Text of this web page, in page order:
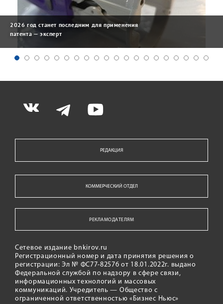
2026 год станет последним для применения
патента — эксперт
РЕДАКЦИЯ
КОММЕРЧЕСКИЙ ОТДЕЛ
РЕКЛАМОДАТЕЛЯМ
Сетевое издание bnkirov.ru
Регистрационный номер и дата принятия решения о
регистрации: Эл № ФС77-82576 от 18.01.2022г. выдано
Федеральной службой по надзору в сфере связи,
информационных технологий и массовых
коммуникаций. Учредитель — Общество с
ограниченной ответственностью «Бизнес Ньюс»